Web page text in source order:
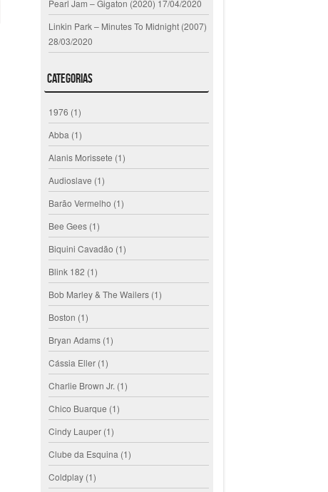
Pearl Jam – Gigaton (2020) 17/04/2020
Linkin Park – Minutes To Midnight (2007)
28/03/2020
Categorias
1976 (1)
Abba (1)
Alanis Morissete (1)
Audioslave (1)
Barão Vermelho (1)
Bee Gees (1)
Biquini Cavadão (1)
Blink 182 (1)
Bob Marley & The Wailers (1)
Boston (1)
Bryan Adams (1)
Cássia Eller (1)
Charlie Brown Jr. (1)
Chico Buarque (1)
Cindy Lauper (1)
Clube da Esquina (1)
Coldplay (1)